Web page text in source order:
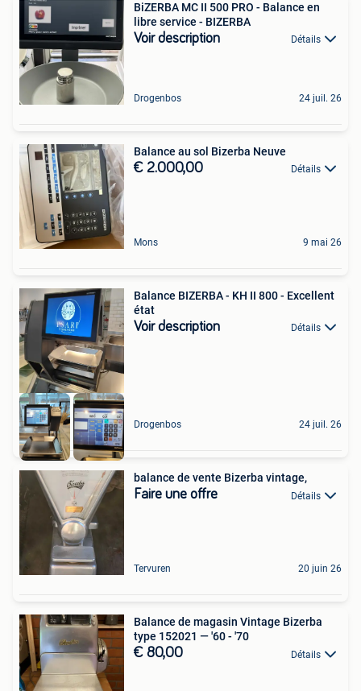
BiZERBA MC II 500 PRO - Balance en
libre service - BIZERBA
Voir description Détails
Drogenbos 24 juil. 26
Balance au sol Bizerba Neuve
€ 2.000,00 Détails
Mons 9 mai 26
Balance BIZERBA - KH II 800 - Excellent
état
Voir description Détails
Drogenbos 24 juil. 26
balance de vente Bizerba vintage,
Faire une offre Détails
Tervuren 20 juin 26
Balance de magasin Vintage Bizerba
type 152021 — '60 - '70
€ 80,00 Détails